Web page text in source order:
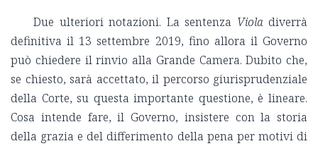
Due ulteriori notazioni. La sentenza Violadiverrà
definitiva il 13 settembre 2019, fino allora il Governo
può chiedere il rinvio alla Grande Camera. Dubito che,
se chiesto, sarà accettato, il percorso giurisprudenziale
della Corte, su questa importante questione, è lineare.
Cosa intende fare, il Governo, insistere con la storia
della grazia e del differimento della pena per motivi di